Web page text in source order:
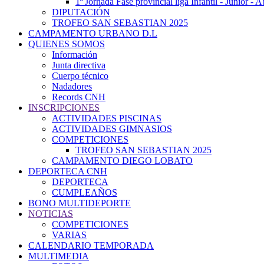
DIPUTACIÓN
TROFEO SAN SEBASTIAN 2025
CAMPAMENTO URBANO D.L
QUIENES SOMOS
Información
Junta directiva
Cuerpo técnico
Nadadores
Records CNH
INSCRIPCIONES
ACTIVIDADES PISCINAS
ACTIVIDADES GIMNASIOS
COMPETICIONES
TROFEO SAN SEBASTIAN 2025
CAMPAMENTO DIEGO LOBATO
DEPORTECA CNH
DEPORTECA
CUMPLEAÑOS
BONO MULTIDEPORTE
NOTICIAS
COMPETICIONES
VARIAS
CALENDARIO TEMPORADA
MULTIMEDIA